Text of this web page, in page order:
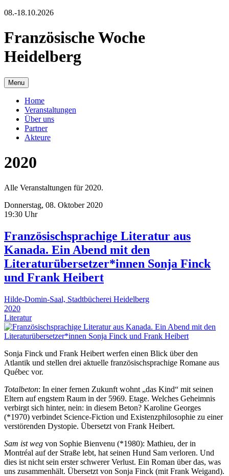
08.-18.10.2026
Französische Woche
Heidelberg
Menu
Home
Veranstaltungen
Über uns
Partner
Akteure
2020
Alle Veranstaltungen für 2020.
Donnerstag, 08. Oktober 2020
19:30 Uhr
Französischsprachige Literatur aus
Kanada. Ein Abend mit den
Literaturübersetzer*innen Sonja Finck
und Frank Heibert
Hilde-Domin-Saal, Stadtbücherei Heidelberg
2020
Literatur
Sonja Finck und Frank Heibert werfen einen Blick über den
Atlantik und stellen drei aktuelle französischsprachige Romane aus
Québec vor.
Totalbeton: In einer fernen Zukunft wohnt „das Kind“ mit seinen
Eltern auf engstem Raum in der 5969. Etage. Welches Geheimnis
verbirgt sich hinter, nein: in diesem Beton? Karoline Georges
(*1970) verbindet Science-Fiction und Existenzphilosophie zu einer
verstörenden Dystopie. Übersetzt von Frank Heibert.
Sam ist weg von Sophie Bienvenu (*1980): Mathieu, der in
Montréal auf der Straße lebt, hat seinen Hund Sam verloren. Und
dies ist nicht sein erster schwerer Verlust. Ein Roman über das, was
uns zusammenhält. Übersetzt von Sonja Finck (mit Frank Weigand).